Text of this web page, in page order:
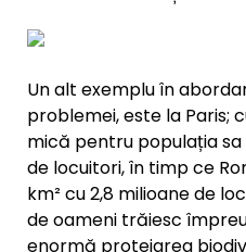
Un alt exemplu în
problemei, este la Paris;
mică pentru populația sa
de locuitori, în timp ce
km² cu 2,8 milioane de
de oameni trăiesc
enormă protejarea